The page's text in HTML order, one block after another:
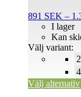
891 SEK –
I lager
Kan
Välj variant:
Välj alternativ
De
olika
alternativen
kan
väljas
produktsidan